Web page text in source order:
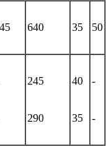
640 35 50
245
290
40
35
-
-